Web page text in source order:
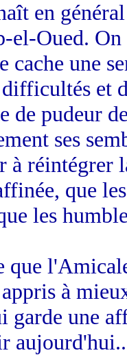
en
el-Oued.
cache une
et
de pudeur
ses
à réintégrer
que
les
que
à
une